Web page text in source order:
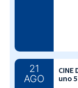
21
AGO
CINE
uno